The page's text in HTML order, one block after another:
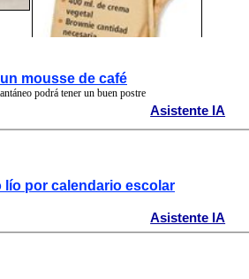
mousse de café
podrá tener un buen postre
Asistente IA
lío por calendario escolar
Asistente IA